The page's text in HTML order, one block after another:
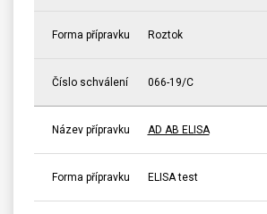
Forma přípravku Roztok
Číslo schválení 066-19/C
Název přípravku AD AB ELISA
Forma přípravku ELISA test